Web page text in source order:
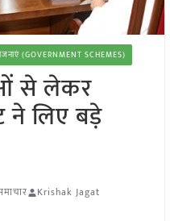
(GOVERNMENT SCHEMES)
से लेकर
ने लिए बड़े
Krishak Jagat